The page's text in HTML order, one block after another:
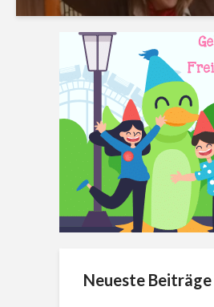
Neueste Beiträge